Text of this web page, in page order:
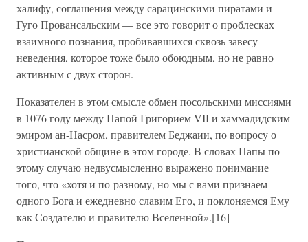
халифу, соглашения между сарацинскими пиратами и
Гуго Провансальским — все это говорит о проблесках
взаимного познания, пробивавшихся сквозь завесу
неведения, которое тоже было обоюдным, но не равно
активным с двух сторон.
Показателен в этом смысле обмен посольскими миссиями
в 1076 году между Папой Григорием VII и хаммадидским
эмиром ан-Насром, правителем Беджаии, по вопросу о
христианской общине в этом городе. В словах Папы по
этому случаю недвусмысленно выражено понимание
того, что «хотя и по-разному, но мы с вами признаем
одного Бога и ежедневно славим Его, и поклоняемся Ему
как Создателю и правителю Вселенной».[16]